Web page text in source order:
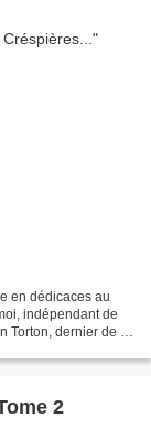
en dédicaces au
indépendant de
Torton, dernier de la
2